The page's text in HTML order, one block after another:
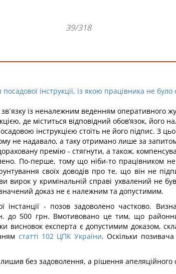
39/318
інструкції, із якою працівника не
із неналежним веденням оперативного
де міститься відповідний обов‘язок, його
інструкцією стоїть не його підпис. З
не надавало, а таку отримано лише за
премію - стягнути, а також,
По-перше, тому що ніби-то працівником
своїх доводів про те, що він не
вирок у кримінальній справі ухвалений не
доказ не є належним та допустимим.
інстанції - позов задоволено частково.
до 500 грн. Вмотивовано це тим, що
висновок експерта є допустимим доказом,
статті 102 ЦПК України. Оскільки
без задоволення, а рішення апеляційного